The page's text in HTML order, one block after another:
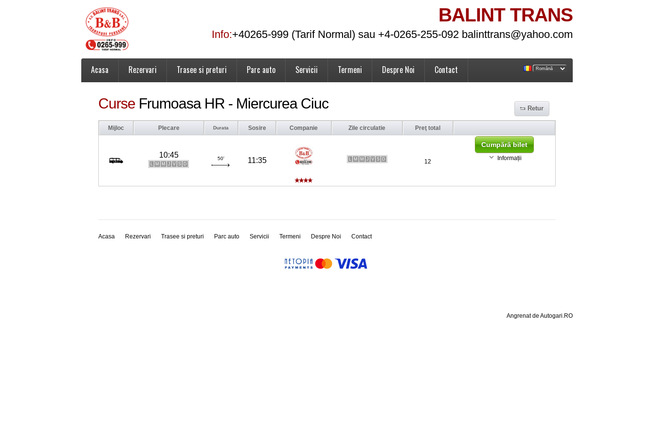
BALINT TRANS
Info:+40265-999 (Tarif Normal) sau +4-0265-255-092 balinttrans@yahoo.com
Acasa Rezervari Trasee si preturi Parc auto Servicii Termeni Despre Noi Contact
Curse Frumoasa HR - Miercurea Ciuc Retur
Mijloc Plecare Durata Sosire Companie Zile circulatie Preţ total
10:45
L M M J V S D
50' 11:35 L M M J V S D 12
Cumpără bilet
Informații
Acasa Rezervari Trasee si preturi Parc auto Servicii Termeni Despre Noi Contact
Angrenat de Autogari.RO